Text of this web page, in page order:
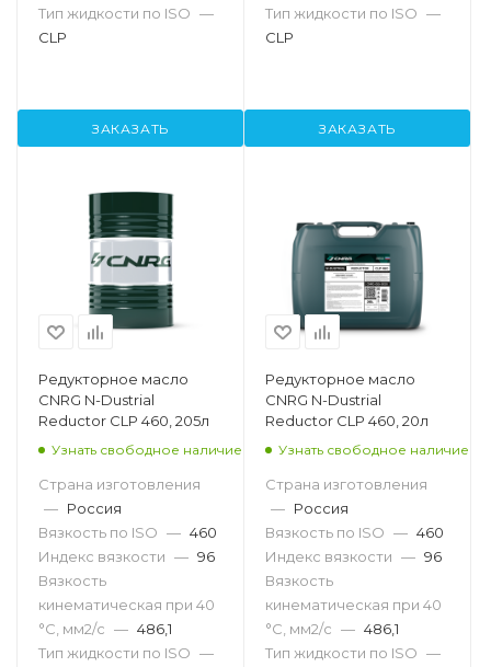
Тип жидкости по ISO —
CLP
ЗАКАЗАТЬ
Тип жидкости по ISO —
CLP
ЗАКАЗАТЬ
Редукторное масло
CNRG N-Dustrial
Reductor CLP 460, 205л
Узнать свободное наличие
Страна изготовления
— Россия
Вязкость по ISO — 460
Индекс вязкости — 96
Вязкость
кинематическая при 40
°С, мм2/с — 486,1
Тип жидкости по ISO —
Редукторное масло
CNRG N-Dustrial
Reductor CLP 460, 20л
Узнать свободное наличие
Страна изготовления
— Россия
Вязкость по ISO — 460
Индекс вязкости — 96
Вязкость
кинематическая при 40
°С, мм2/с — 486,1
Тип жидкости по ISO —